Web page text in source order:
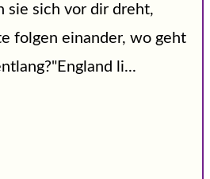
sie sich vor dir dreht,
folgen einander, wo geht
li...